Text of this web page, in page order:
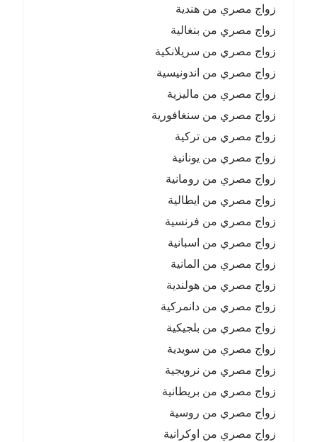
زواج مصري من هندية
زواج مصري من بنغالية
زواج مصري من سريلانكية
زواج مصري من اندونيسية
زواج مصري من ماليزية
زواج مصري من سنغافورية
زواج مصري من تركية
زواج مصري من يونانية
زواج مصري من رومانية
زواج مصري من ايطالية
زواج مصري من فرنسية
زواج مصري من اسبانية
زواج مصري من المانية
زواج مصري من هولندية
زواج مصري من دانمركية
زواج مصري من بلجيكية
زواج مصري من سويدية
زواج مصري من نرويجية
زواج مصري من بريطانية
زواج مصري من روسية
زواج مصري من اوكرانية